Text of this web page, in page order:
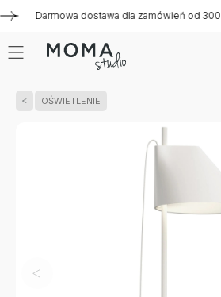
Darmowa dostawa dla zamówień od 300 zł
OŚWIETLENIE